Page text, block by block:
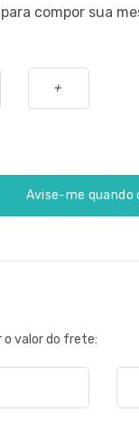
compor sua
+
Avise-me quando
o valor do frete: